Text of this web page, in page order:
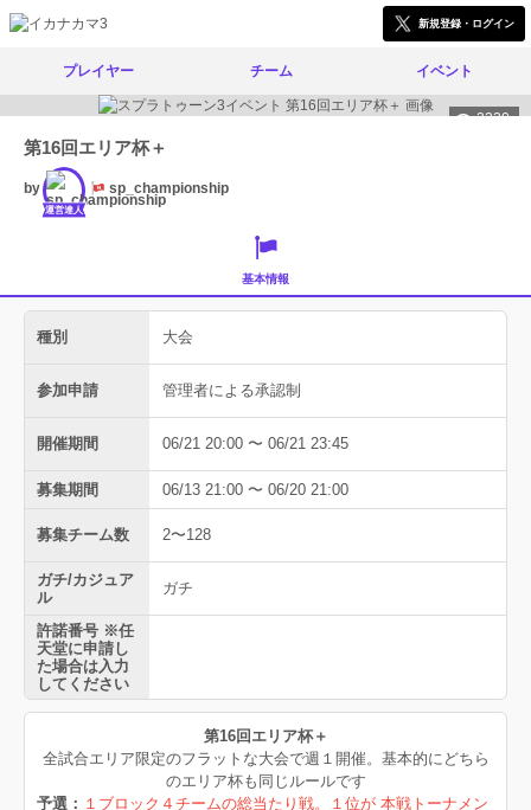
新規登録・ログイン
プレイヤー チーム イベント
2220
第16回エリア杯＋
by
運営達人
sp_championship
基本情報
種別 大会
参加申請 管理者による承認制
開催期間 06/21 20:00 〜 06/21 23:45
募集期間 06/13 21:00 〜 06/20 21:00
募集チーム数 2〜128
ガチ/カジュア
ル
ガチ
許諾番号 ※任
天堂に申請し
た場合は入力
してください
第16回エリア杯＋
全試合エリア限定のフラットな大会で週１開催。基本的にどちら
のエリア杯も同じルールです
予選： １ブロック４チームの総当たり戦。１位が 本戦トーナメン